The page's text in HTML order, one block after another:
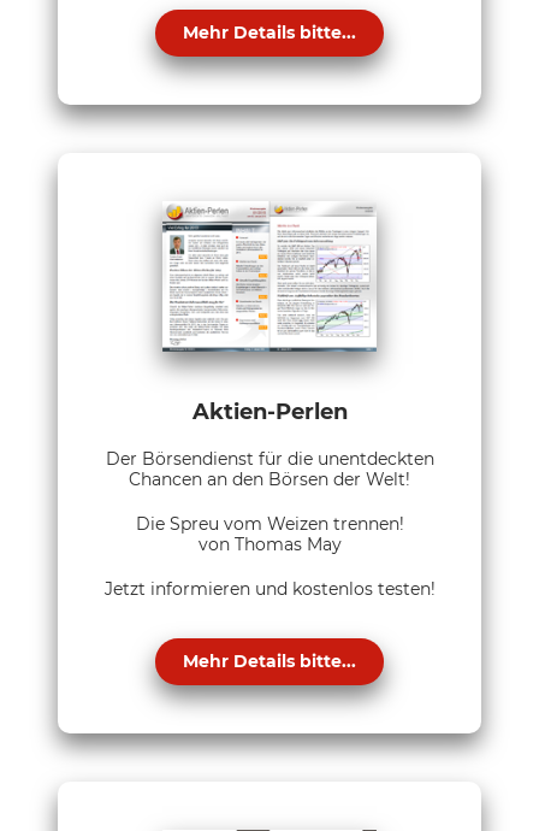
Mehr Details bitte...
Aktien-Perlen
Der Börsendienst für die unentdeckten
Chancen an den Börsen der Welt!
Die Spreu vom Weizen trennen!
von Thomas May
Jetzt informieren und kostenlos testen!
Mehr Details bitte...